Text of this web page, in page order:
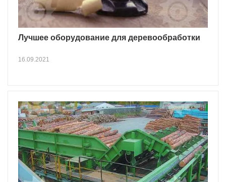
Лучшее оборудование для деревообработки
16.09.2021